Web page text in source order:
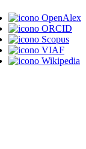
OpenAlex
ORCID
Scopus
VIAF
Wikipedia